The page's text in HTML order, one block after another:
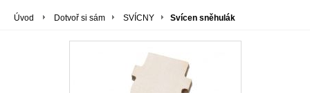
Úvod Dotvoř si sám SVÍCNY Svícen sněhulák